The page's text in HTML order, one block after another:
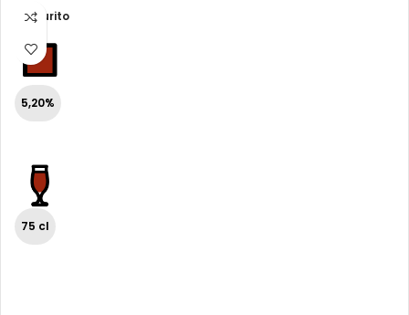
Esaurito
5,20%
75 cl